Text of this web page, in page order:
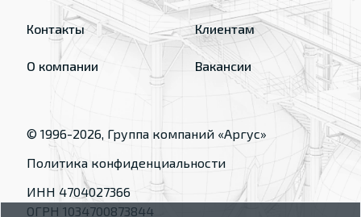
Контакты
О компании
Клиентам
Вакансии
© 1996-2026, Группа компаний «Аргус»
Политика конфиденциальности
ИНН 4704027366
ОГРН 1034700873844